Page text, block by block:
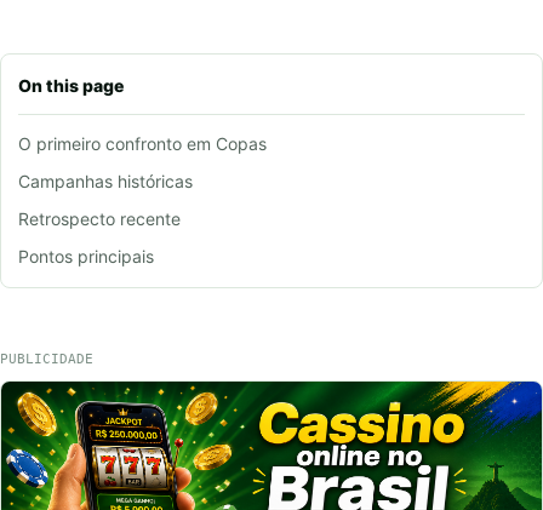
On this page
O primeiro confronto em Copas
Campanhas históricas
Retrospecto recente
Pontos principais
PUBLICIDADE